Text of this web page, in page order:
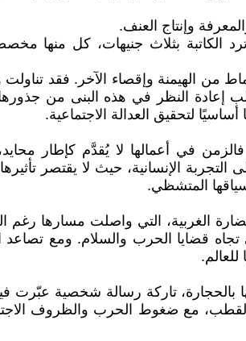
الكاتبة بثلاث جنيهات، كل منها
من الهيمنة وإقصاء الآخر. فقد
إعادة النظر في هذه البنى من
لتحقيق العدالة الاجتماعية.
في أعمالها لا يُقدَّم كإطار محايد،
الإنسانية، حيث لا يقتصر
سياقها المتشظي.
الغربية، التي واصلت مسارها رغم
قضايا الحرب والسلام. ومع تصاعد
معطفها بالحجارة، تاركة رسالة شخصية
القطب، مع ضغوط الحرب والظروف